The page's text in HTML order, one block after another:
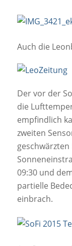
Auch die
Der vor der
die
empfindlich
zweiten
09:30 und
partielle
einbrach.